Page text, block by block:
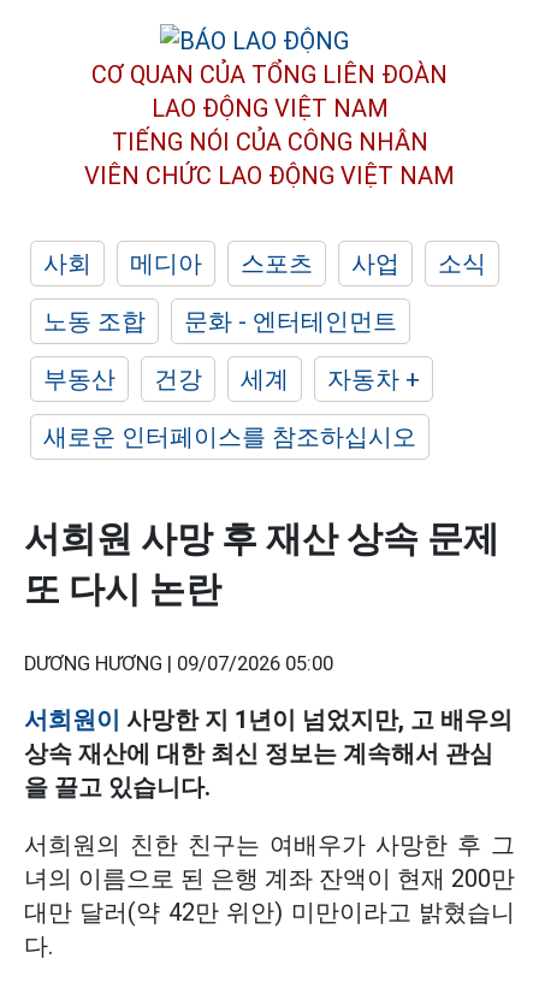
CƠ QUAN CỦA TỔNG LIÊN ĐOÀN
LAO ĐỘNG VIỆT NAM
TIẾNG NÓI CỦA CÔNG NHÂN
VIÊN CHỨC LAO ĐỘNG VIỆT NAM
사회 메디아 스포츠 사업
소식
노동 조합
문화 - 엔터테인먼트
부동산
건강 세계
자동차 +
새로운 인터페이스를 참조하십시오
서희원 사망 후 재산 상속 문제
또 다시 논란
DƯƠNG HƯƠNG | 09/07/2026 05:00
서희원이 사망한 지 1년이 넘었지만, 고 배우의
상속 재산에 대한 최신 정보는 계속해서 관심
을 끌고 있습니다.
서희원의 친한 친구는 여배우가 사망한 후 그
녀의 이름으로 된 은행 계좌 잔액이 현재 200만
대만 달러(약 42만 위안) 미만이라고 밝혔습니
다.